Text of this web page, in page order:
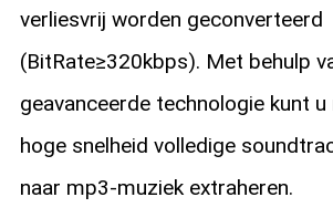
verliesvrij worden geconverteerd
(BitRate≥320kbps). Met behulp
geavanceerde technologie kunt
hoge snelheid volledige
naar mp3-muziek extraheren.